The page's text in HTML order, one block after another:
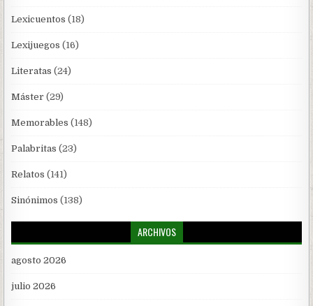
Lexicuentos (18)
Lexijuegos (16)
Literatas (24)
Máster (29)
Memorables (148)
Palabritas (23)
Relatos (141)
Sinónimos (138)
ARCHIVOS
agosto 2026
julio 2026